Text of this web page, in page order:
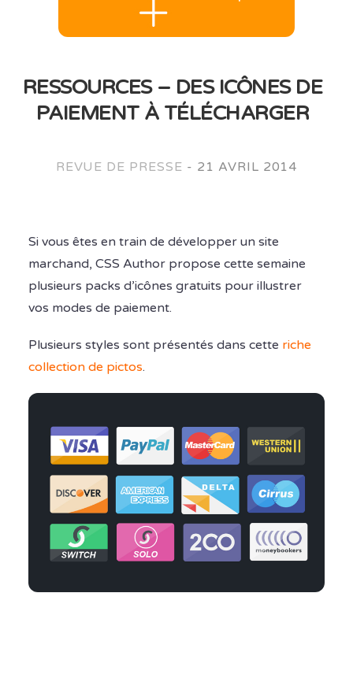
RESSOURCES – DES ICÔNES DE
PAIEMENT À TÉLÉCHARGER
REVUE DE PRESSE - 21 AVRIL 2014
Si vous êtes en train de développer un site
marchand, CSS Author propose cette semaine
plusieurs packs d’icônes gratuits pour illustrer
vos modes de paiement.
Plusieurs styles sont présentés dans cette riche
collection de pictos.